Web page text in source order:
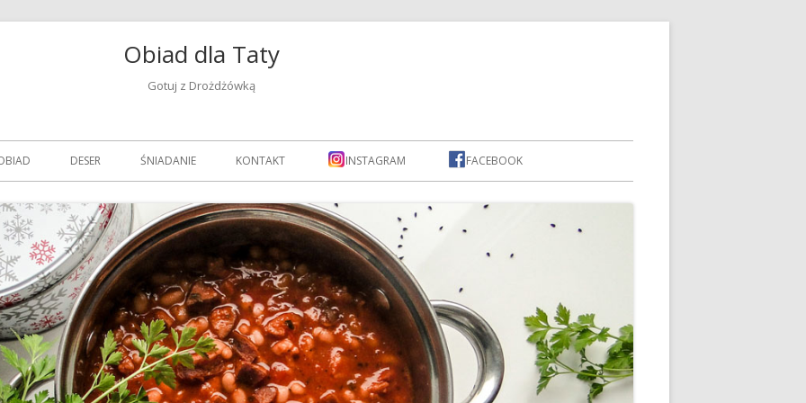
Obiad dla Taty
Gotuj z Drożdżówką
DESER ŚNIADANIE KONTAKT INSTAGRAM FACEBOOK